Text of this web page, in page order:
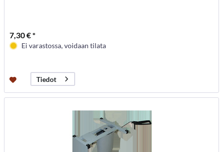
7,30 € *
Ei varastossa, voidaan tilata
Tiedot